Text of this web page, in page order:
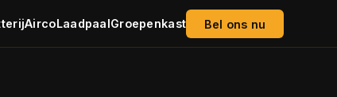
AircoLaadpaalGroepenkast Bel ons nu